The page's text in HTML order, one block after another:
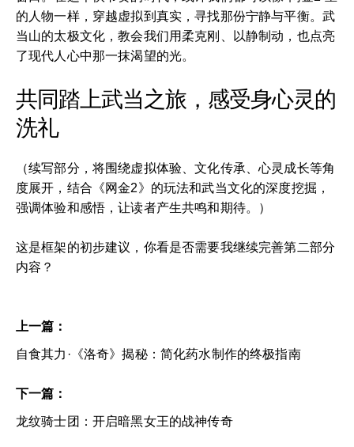
的人物一样，穿越虚拟到真实，寻找那份宁静与平衡。武
当山的太极文化，教会我们用柔克刚、以静制动，也点亮
了现代人心中那一抹渴望的光。
共同踏上武当之旅，感受身心灵的
洗礼
（续写部分，将围绕虚拟体验、文化传承、心灵成长等角
度展开，结合《网金2》的玩法和武当文化的深度挖掘，
强调体验和感悟，让读者产生共鸣和期待。）
这是框架的初步建议，你看是否需要我继续完善第二部分
内容？
上一篇：
自食其力·《洛奇》揭秘：简化药水制作的终极指南
下一篇：
龙纹骑士团：开启暗黑女王的战神传奇